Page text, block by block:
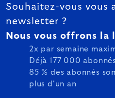
Souhaitez-vous vous
newsletter ?
Nous vous offrons
2x par semaine
Déjà 177 000 abonnés
85 % des abonnés
plus d'un an